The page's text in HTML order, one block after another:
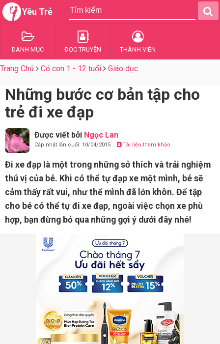
Yêu Trẻ
DANH MỤC ĐỌC TRUYỆN THÀNH VIÊN
Trang Chủ Có con 1 - 12 tuổi Giáo dục
Những bước cơ bản tập cho
trẻ đi xe đạp
Được viết bởi Ngọc Lan
Cập nhật lần cuối: 10/04/2015 Tài liệu tham khảo
Đi xe đạp là một trong những sở thích và trải nghiệm
thú vị của bé. Khi có thể tự đạp xe một mình, bé sẽ
cảm thấy rất vui, như thể mình đã lớn khôn. Để tập
cho bé có thể tự đi xe đạp, ngoài việc chọn xe phù
hợp, bạn đừng bỏ qua những gợi ý dưới đây nhé!